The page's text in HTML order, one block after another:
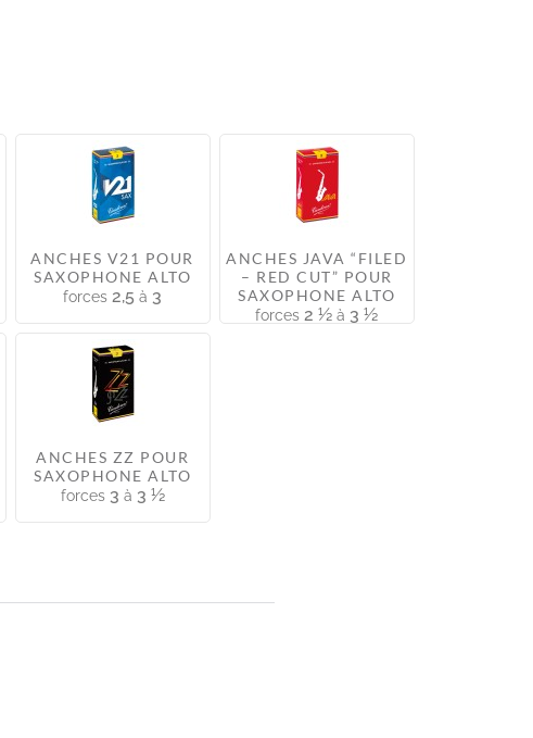
ANCHES V21 POUR
SAXOPHONE ALTO
forces 2,5 à 3
ANCHES JAVA “FILED
– RED CUT” POUR
SAXOPHONE ALTO
forces 2 ½ à 3 ½
ANCHES ZZ POUR
SAXOPHONE ALTO
forces 3 à 3 ½